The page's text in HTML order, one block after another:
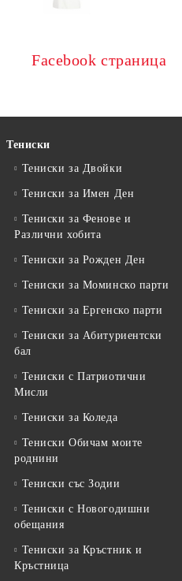
Facebook страница
Тениски
Тениски за Двойки
Тениски за Имен Ден
Тениски за Фенове и
Различни хобита
Тениски за Рожден Ден
Тениски за Mоминско парти
Тениски за Eргенско парти
Тениски за Aбитуриентски
бал
Тениски с Патриотични
Мисли
Тениски за Коледа
Тениски Обичам моите
роднини
Тениски със Зодии
Тениски с Новогодишни
обещания
Тениски за Кръстник и
Кръстница